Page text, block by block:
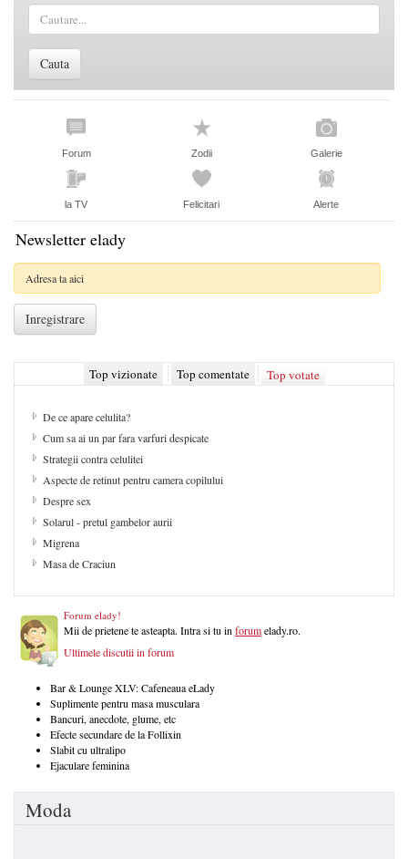
Forum Zodii Galerie
la TV Felicitari Alerte
Newsletter elady
Top vizionate Top comentate Top votate
De ce apare celulita?
Cum sa ai un par fara varfuri despicate
Strategii contra celulitei
Aspecte de retinut pentru camera copilului
Despre sex
Solarul - pretul gambelor aurii
Migrena
Masa de Craciun
Forum elady!
Mii de prietene te asteapta. Intra si tu inforumelady.ro.
Ultimele discutii in forum
Bar & Lounge XLV: Cafeneaua eLady
Suplimente pentru masa musculara
Bancuri, anecdote, glume, etc
Efecte secundare de la Follixin
Slabit cu ultralipo
Ejaculare feminina
Moda